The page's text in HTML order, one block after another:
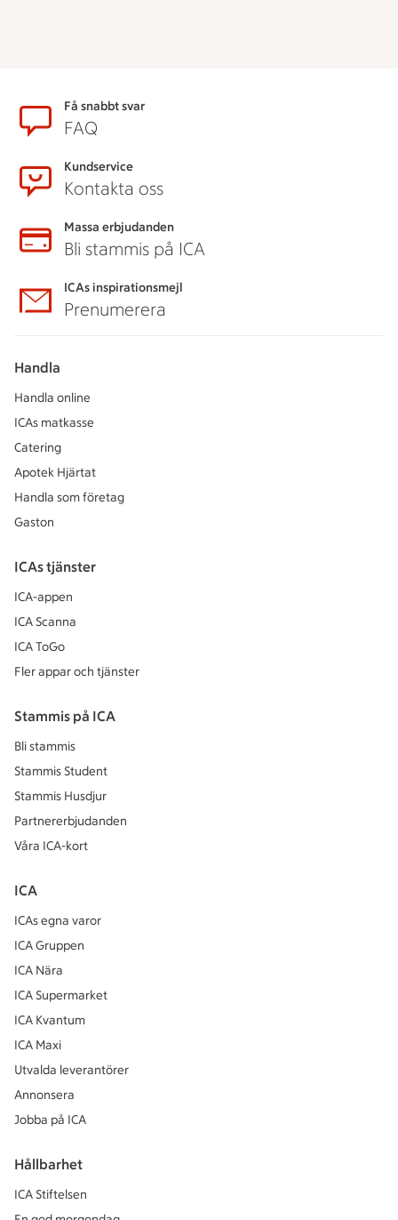
SidfotFå snabbt svar
FAQ
Kundservice
Kontakta oss
Massa erbjudanden
Bli stammis på ICA
ICAs inspirationsmejl
Prenumerera
Handla
Handla online
ICAs matkasse
Catering
Apotek Hjärtat
Handla som företag
Gaston
ICAs tjänster
ICA-appen
ICA Scanna
ICA ToGo
Fler appar och tjänster
Stammis på ICA
Bli stammis
Stammis Student
Stammis Husdjur
Partnererbjudanden
Våra ICA-kort
ICA
ICAs egna varor
ICA Gruppen
ICA Nära
ICA Supermarket
ICA Kvantum
ICA Maxi
Utvalda leverantörer
Annonsera
Jobba på ICA
Hållbarhet
ICA Stiftelsen